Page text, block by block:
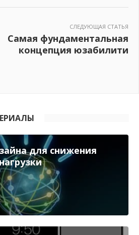
СЛЕДУЮЩАЯ СТАТЬЯ
Самая фундаментальная
концепция юзабилити
для снижения